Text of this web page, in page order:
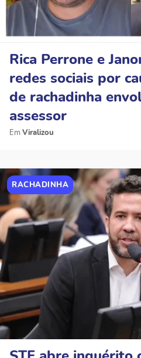
Rica Perrone e
redes sociais por
de rachadinha
assessor
Viralizou
RACHADINHA